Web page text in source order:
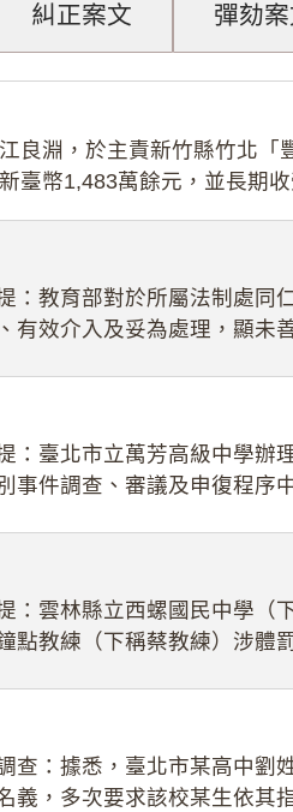
糾正案文 彈劾
良淵，於主責新竹縣竹北「
臺幣1,483萬餘元，並長期
：教育部對於所屬法制處同
有效介入及妥為處理，顯未
：臺北市立萬芳高級中學辦
事件調查、審議及申復程序
：雲林縣立西螺國民中學（
點教練（下稱蔡教練）涉體
查：據悉，臺北市某高中劉
義，多次要求該校某生依其